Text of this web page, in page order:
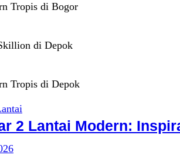
Tropis di Bogor
di Depok
Tropis di Depok
2 Lantai Modern: